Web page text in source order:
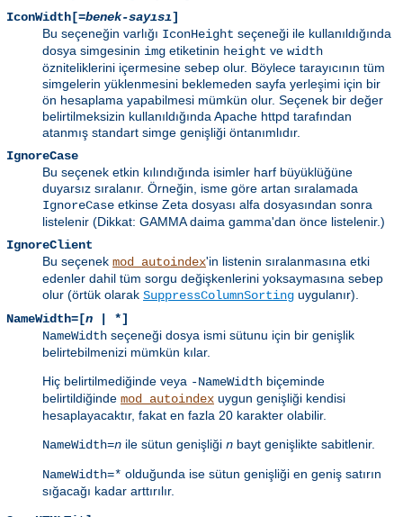
IconWidth[=benek-sayısı]
Bu seçeneğin varlığı IconHeight seçeneği ile kullanıldığında
dosya simgesinin img etiketinin height ve width
özniteliklerini içermesine sebep olur. Böylece tarayıcının tüm
simgelerin yüklenmesini beklemeden sayfa yerleşimi için bir
ön hesaplama yapabilmesi mümkün olur. Seçenek bir değer
belirtilmeksizin kullanıldığında Apache httpd tarafından
atanmış standart simge genişliği öntanımlıdır.
IgnoreCase
Bu seçenek etkin kılındığında isimler harf büyüklüğüne
duyarsız sıralanır. Örneğin, isme göre artan sıralamada
IgnoreCase etkinse Zeta dosyası alfa dosyasından sonra
listelenir (Dikkat: GAMMA daima gamma'dan önce listelenir.)
IgnoreClient
Bu seçenek mod_autoindex'in listenin sıralanmasına etki
edenler dahil tüm sorgu değişkenlerini yoksaymasına sebep
olur (örtük olarak SuppressColumnSorting uygulanır).
NameWidth=[n | *]
NameWidth seçeneği dosya ismi sütunu için bir genişlik
belirtebilmenizi mümkün kılar.
Hiç belirtilmediğinde veya -NameWidth biçeminde
belirtildiğinde mod_autoindex uygun genişliği kendisi
hesaplayacaktır, fakat en fazla 20 karakter olabilir.
NameWidth=n ile sütun genişliği n bayt genişlikte sabitlenir.
NameWidth=* olduğunda ise sütun genişliği en geniş satırın
sığacağı kadar arttırılır.